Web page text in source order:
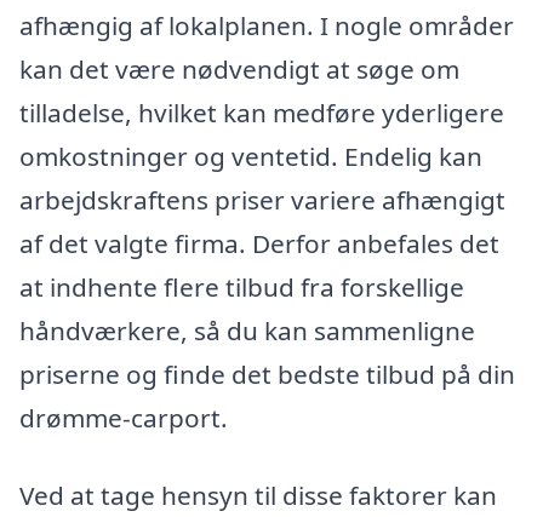
afhængig af lokalplanen. I nogle områder
kan det være nødvendigt at søge om
tilladelse, hvilket kan medføre yderligere
omkostninger og ventetid. Endelig kan
arbejdskraftens priser variere afhængigt
af det valgte firma. Derfor anbefales det
at indhente flere tilbud fra forskellige
håndværkere, så du kan sammenligne
priserne og finde det bedste tilbud på din
drømme-carport.
Ved at tage hensyn til disse faktorer kan